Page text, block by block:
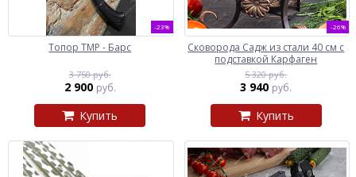
-23%
Топор ТМР - Барс
3 750 руб.
2 900 руб.
Купить
-26%
Сковорода Садж из стали 40 см с
подставкой Карфаген
5 320 руб.
3 940 руб.
Купить